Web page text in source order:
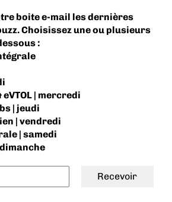
boite e-mail les dernières
Choisissez une ou plusieurs
:
| mercredi
| jeudi
| vendredi
| samedi